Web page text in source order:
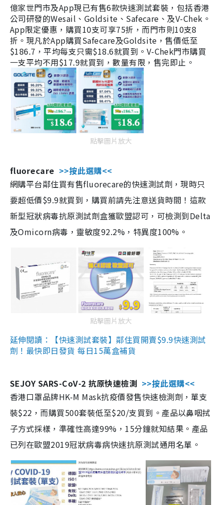
億家世門市及App現已有售6款快速測試套裝，包括香港
公司研發的Wesail、Goldsite、Safecare、及V-Chek。
App限定優惠，購買10支可享75折，而門市則10支8
折。現凡於App購買Safecare及Goldsite，售價低至
$186.7，平均每支只需$18.6就買到。V-Chek門市購買
一支平均不用$17.9就買到，數量有限，售完即止。
點擊圖片放大
fluorecare >>按此選購<<
網購平台鄰住買有售fluorecare的快速測試劑，現時只
要超低價$9.9就買到，購買前請先注意送貨時間！這款
新型冠狀病毒抗原測試劑盒獲歐盟認可，可檢測到Delta
及Omicorn病毒，靈敏度92.2%，特異度100%。
點擊圖片放大
延伸閱讀：【快速測試套裝】鄰住買開賣$9.9快速測試
劑！最快即日發貨 每日15萬盒補貨
SEJOY SARS-CoV-2 抗原快速檢測 >>按此選購<<
香港口罩品牌HK-M Mask抗疫價發售快速檢測劑，單支
裝$22，而購買500套裝低至$20/支買到。產品以鼻咽拭
子方式採樣，準確性高達99%，15分鐘就知結果。產品
已列在歐盟2019冠狀病毒病快速抗原測試通用名單。